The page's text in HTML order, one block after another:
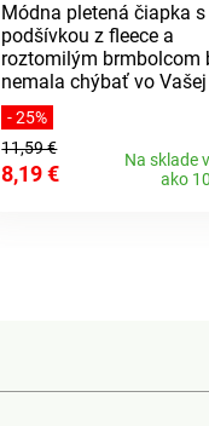
Módna pletená čiapka s
podšívkou z fleece a
roztomilým brmbolcom
nemala chýbať vo Vašej
zimnej výbave. Nedovoľte
zime, aby Vás prekvapila
vyberajte už dnes!
bude všetkým vekovým
- 25%
11,59 €
8,19 €
Na sklade
ako